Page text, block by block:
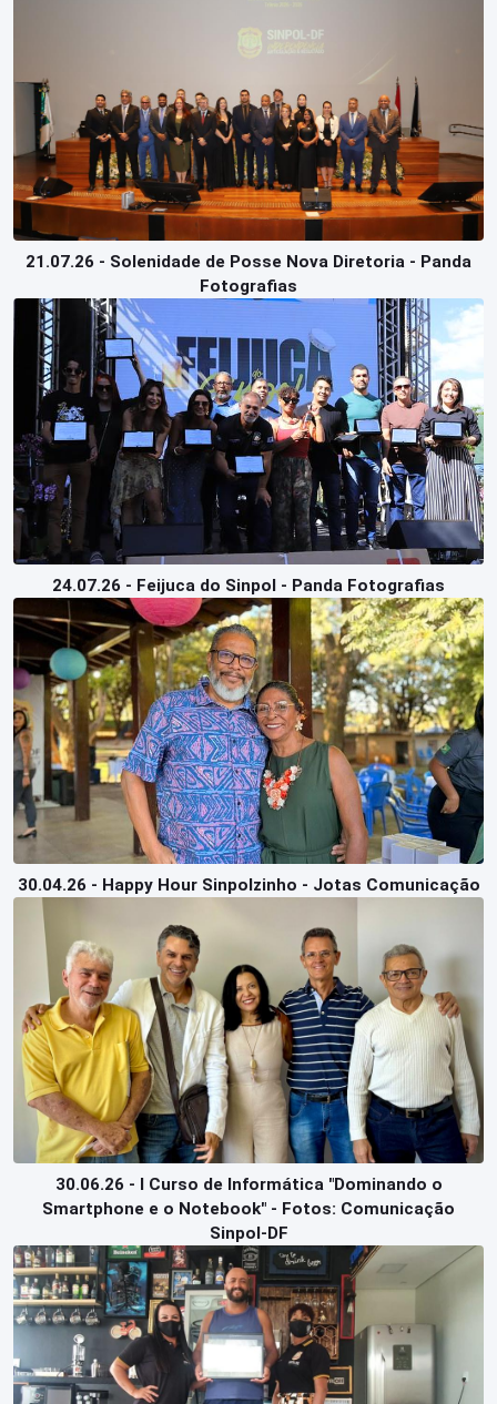
Login
21.07.26 - Solenidade de Posse Nova Diretoria - Panda
Fotografias
24.07.26 - Feijuca do Sinpol - Panda Fotografias
30.04.26 - Happy Hour Sinpolzinho - Jotas Comunicação
30.06.26 - I Curso de Informática "Dominando o
Smartphone e o Notebook" - Fotos: Comunicação
Sinpol-DF